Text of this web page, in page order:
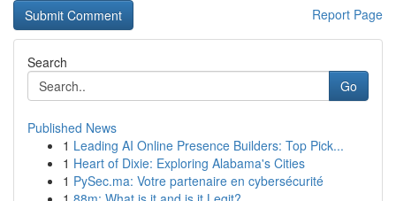
Report Page
Search
Go
Published News
1 Leading AI Online Presence Builders: Top Pick...
1 Heart of Dixie: Exploring Alabama's Cities
1 PySec.ma: Votre partenaire en cybersécurité